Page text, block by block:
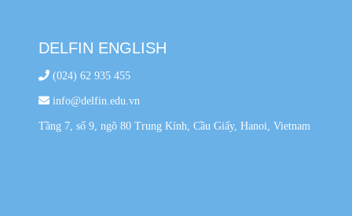
DELFIN ENGLISH
(024) 62 935 455
info@delfin.edu.vn
Tầng 7, số 9, ngõ 80 Trung Kính, Cầu Giấy, Hanoi, Vietnam